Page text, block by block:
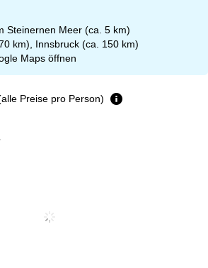
Steinernen Meer (ca. 5 km)
km), Innsbruck (ca. 150 km)
Maps öffnen
Preise pro Person)